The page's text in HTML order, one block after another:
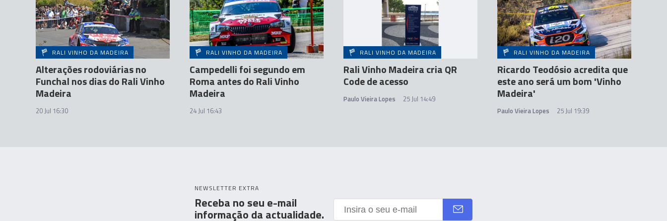
RALI VINHO DA MADEIRA
Alterações rodoviárias no
Funchal nos dias do Rali Vinho
Madeira
20 Jul 16:30
RALI VINHO DA MADEIRA
Campedelli foi segundo em
Roma antes do Rali Vinho
Madeira
24 Jul 16:43
RALI VINHO DA MADEIRA
Rali Vinho Madeira cria QR
Code de acesso
Paulo Vieira Lopes 25 Jul 14:49
RALI VINHO DA MADEIRA
Ricardo Teodósio acredita que
este ano será um bom 'Vinho
Madeira'
Paulo Vieira Lopes 25 Jul 19:39
NEWSLETTER EXTRA
Receba no seu e-mail
informação da actualidade.